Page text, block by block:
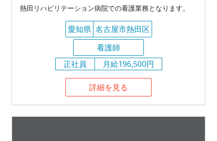
熱田リハビリテーション病院での看護業務となります。
愛知県 名古屋市熱田区
看護師
正社員
月給196,500円
詳細を見る